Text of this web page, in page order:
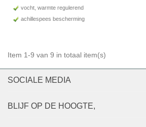
vocht, warmte regulerend
achillespees bescherming
Item 1-9 van 9 in totaal item(s)
SOCIALE MEDIA
BLIJF OP DE HOOGTE,